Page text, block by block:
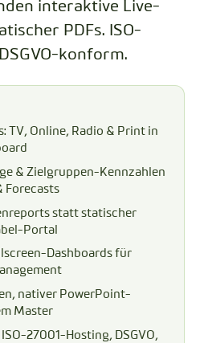
interaktive Live-
PDFs. ISO-
konform.
TV, Online, Radio & Print in
& Zielgruppen-Kennzahlen
Forecasts
statt statischer
Portal
Dashboards für
nativer PowerPoint-
Master
27001-Hosting, DSGVO,